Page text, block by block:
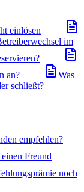
einlösen
im
an?
Was
schließt?
empfehlen?
Freund
noch